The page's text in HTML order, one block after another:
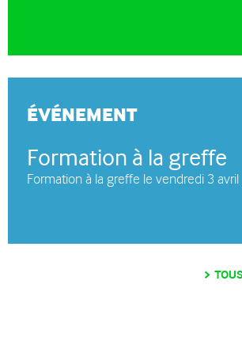
ÉVÉNEMENT
Formation à la greffe
Formation à la greffe le vendredi 3 avril